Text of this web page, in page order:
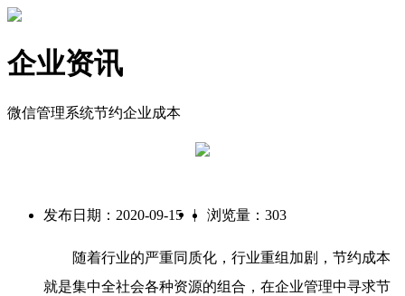
企业资讯
微信管理系统节约企业成本
发布日期：2020-09-15 | 浏览量：303
随着行业的严重同质化，行业重组加剧，节约成本
就是集中全社会各种资源的组合，在企业管理中寻求节